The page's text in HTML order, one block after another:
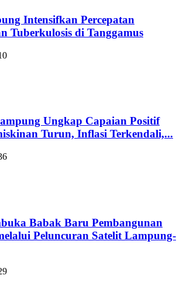
Intensifkan Percepatan
Tuberkulosis di Tanggamus
Ungkap Capaian Positif
Turun, Inflasi Terkendali,...
Babak Baru Pembangunan
Peluncuran Satelit Lampung-